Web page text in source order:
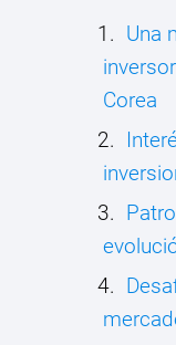
Una
Corea